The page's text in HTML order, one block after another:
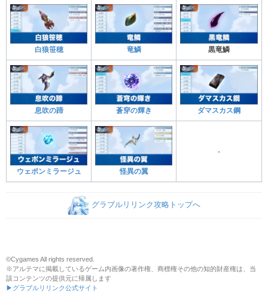
白狼笹穂 竜鱗 黒竜鱗
息吹の蹄 蒼穿の輝き ダマスカス鋼
ウェポンミラージュ 怪異の翼
-
グラブルリリンク攻略トップへ
©Cygames All rights reserved.
※アルテマに掲載しているゲーム内画像の著作権、商標権その他の知的財産権は、当
該コンテンツの提供元に帰属します
▶グラブルリリンク公式サイト